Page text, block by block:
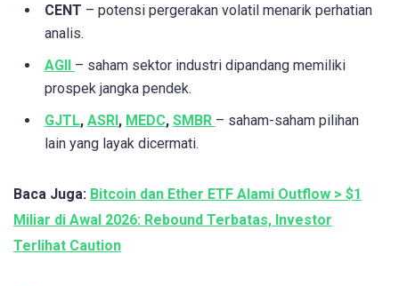
CENT – potensi pergerakan volatil menarik perhatian
analis.
AGII
– saham sektor industri dipandang memiliki
prospek jangka pendek.
GJTL, ASRI , MEDC, SMBR – saham-saham pilihan
lain yang layak dicermati.
Baca Juga: Bitcoin dan Ether ETF Alami Outflow > $1
Miliar di Awal 2026: Rebound Terbatas, Investor
Terlihat Caution